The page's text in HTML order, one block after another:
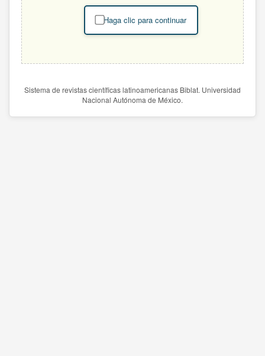
Haga clic para continuar
Sistema de revistas científicas latinoamericanas Biblat. Universidad
Nacional Autónoma de México.